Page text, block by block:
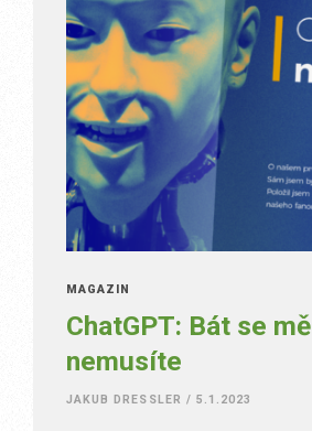
MAGAZÍN
ChatGPT: Bát se mě
nemusíte
JAKUB DRESSLER / 5.1.2023